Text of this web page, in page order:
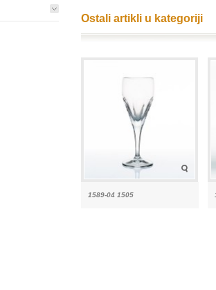
Ostali artikli u kategoriji
1589-04 1505